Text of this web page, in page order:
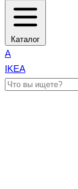
Каталог
A
IKEA